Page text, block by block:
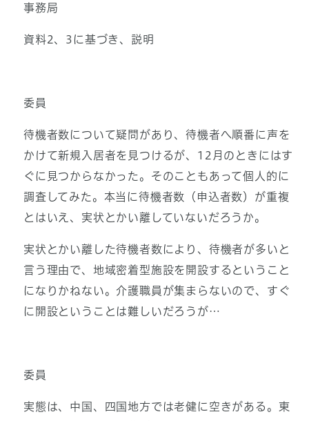
事務局
資料2、3に基づき、説明
委員
待機者数について疑問があり、待機者へ順番に声を
かけて新規入居者を見つけるが、12月のときにはす
ぐに見つからなかった。そのこともあって個人的に
調査してみた。本当に待機者数（申込者数）が重複
とはいえ、実状とかい離していないだろうか。
実状とかい離した待機者数により、待機者が多いと
言う理由で、地域密着型施設を開設するということ
になりかねない。介護職員が集まらないので、すぐ
に開設ということは難しいだろうが…
委員
実態は、中国、四国地方では老健に空きがある。東